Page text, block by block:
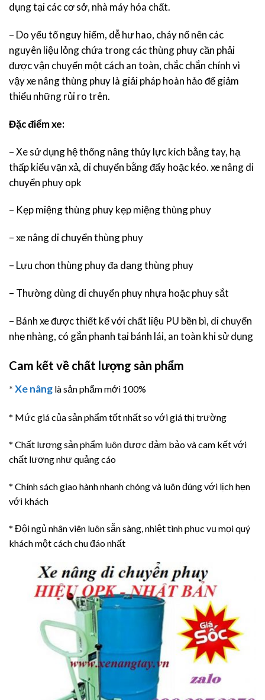
dụng tại các cơ sở, nhà máy hóa chất.
– Do yếu tố nguy hiểm, dễ hư hao, cháy nổ nên các
nguyên liệu lỏng chứa trong các thùng phuy cần phải
được vận chuyển một cách an toàn, chắc chắn chính vì
vậy xe nâng thùng phuy là giải pháp hoàn hảo để giảm
thiểu những rủi ro trên.
Đặc điểm xe:
– Xe sử dụng hệ thống nâng thủy lực kích bằng tay, hạ
thấp kiểu vặn xả, di chuyển bằng đẩy hoặc kéo. xe nâng di
chuyển phuy opk
– Kẹp miệng thùng phuy kẹp miệng thùng phuy
– xe nâng di chuyển thùng phuy
– Lựu chọn thùng phuy đa dạng thùng phuy
– Thường dùng di chuyển phuy nhựa hoặc phuy sắt
– Bánh xe được thiết kế với chất liệu PU bền bì, di chuyển
nhẹ nhàng, có gắn phanh tại bánh lái, an toàn khi sử dụng
Cam kết về chất lượng sản phẩm
* Xe nâng là sản phẩm mới 100%
* Mức giá của sản phẩm tốt nhất so với giá thị trường
* Chất lượng sản phẩm luôn được đảm bảo và cam kết với
chất lương như quảng cáo
* Chính sách giao hành nhanh chóng và luôn đúng với lịch hẹn
với khách
* Đội ngủ nhân viên luôn sẵn sàng, nhiệt tình phục vụ mọi quý
khách một cách chu đáo nhất